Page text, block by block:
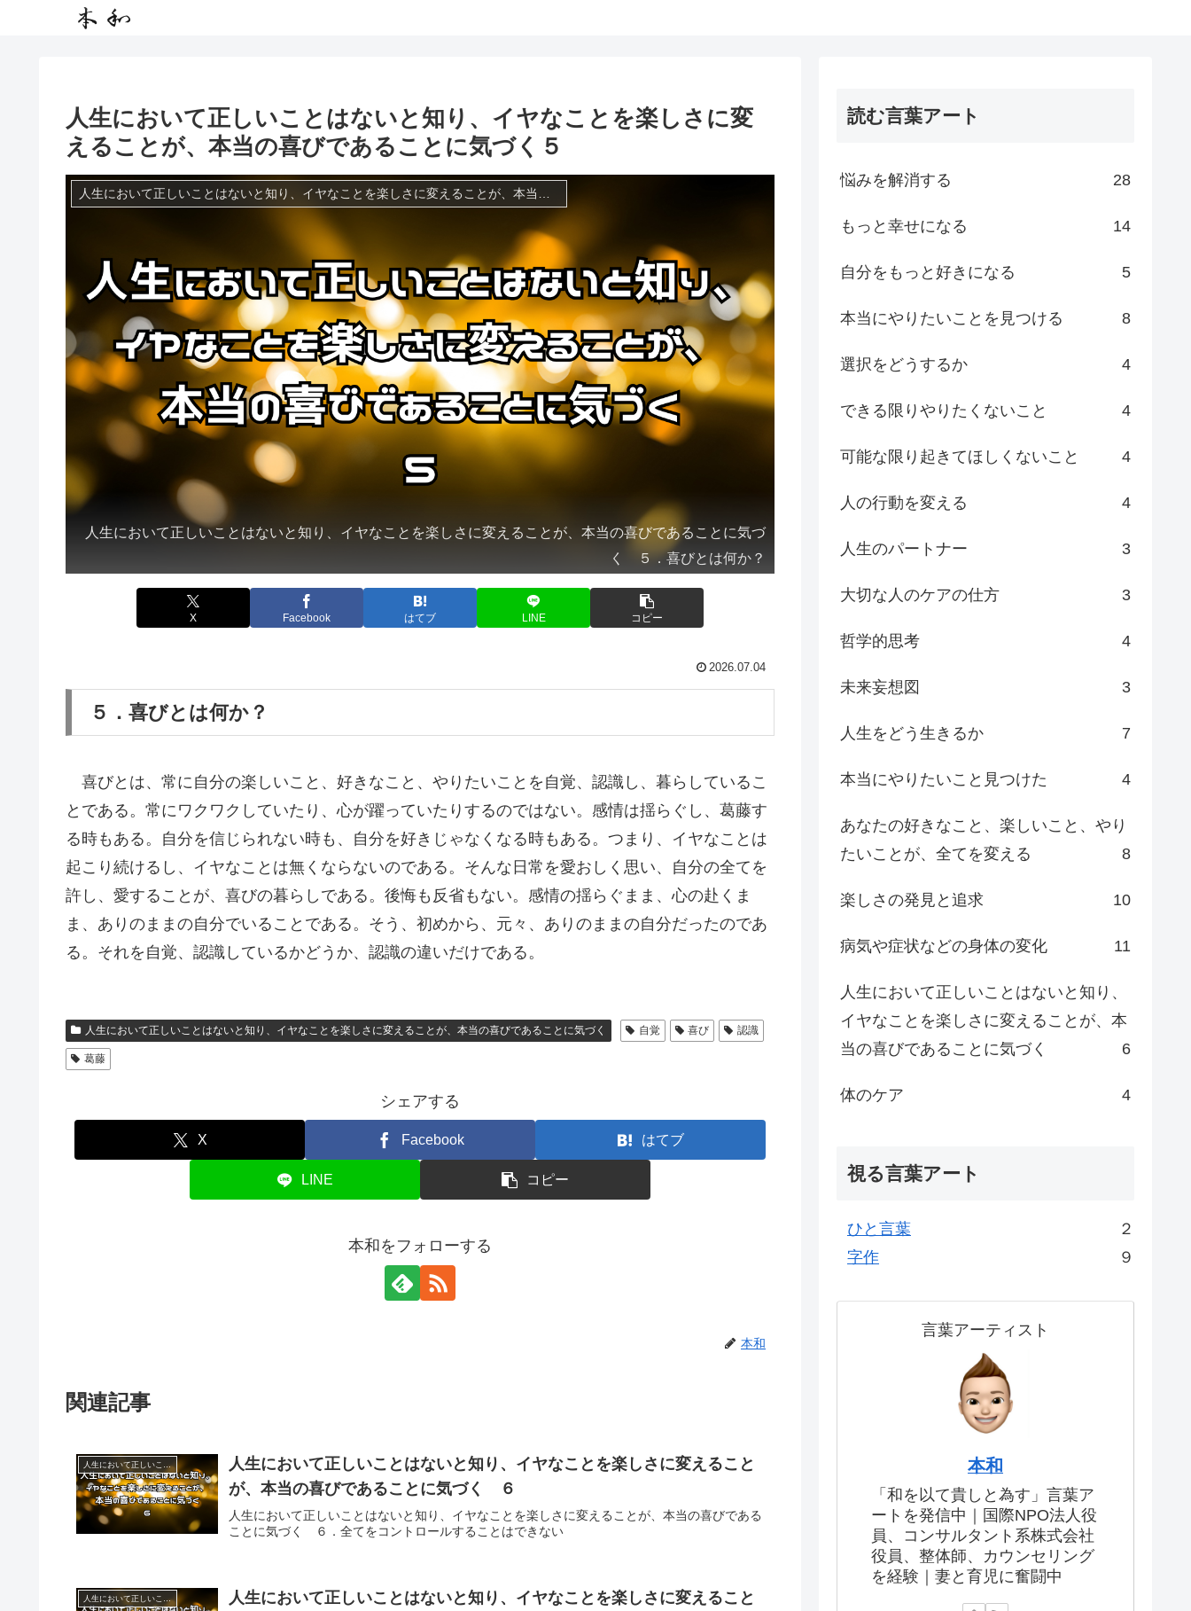
人生において正しいことはないと知り、イヤなことを楽しさに変
えることが、本当の喜びであることに気づく５
人生において正しいことはないと知り、イヤなことを楽しさに変えることが、本当の喜びであることに気づ
く ５．喜びとは何か？
X Facebook はてブ LINE コピー
2026.07.04
５．喜びとは何か？
喜びとは、常に自分の楽しいこと、好きなこと、やりたいことを自覚、認識し、暮らしているこ
とである。常にワクワクしていたり、心が躍っていたりするのではない。感情は揺らぐし、葛藤す
る時もある。自分を信じられない時も、自分を好きじゃなくなる時もある。つまり、イヤなことは
起こり続けるし、イヤなことは無くならないのである。そんな日常を愛おしく思い、自分の全てを
許し、愛することが、喜びの暮らしである。後悔も反省もない。感情の揺らぐまま、心の赴くま
ま、ありのままの自分でいることである。そう、初めから、元々、ありのままの自分だったのであ
る。それを自覚、認識しているかどうか、認識の違いだけである。
人生において正しいことはないと知り、イヤなことを楽しさに変えることが、本当の喜びであることに気づく 自覚 喜び 認識
葛藤
シェアする
X Facebook はてブ
LINE コピー
本和をフォローする
本和
関連記事
人生において正しいことはないと知り、イヤなことを楽しさに変えることが、本当の喜びであることに気づく
人生において正しいことはないと知り、イヤなことを楽しさに変えること
が、本当の喜びであることに気づく ６
人生において正しいことはないと知り、イヤなことを楽しさに変えることが、本当の喜びである
ことに気づく ６．全てをコントロールすることはできない
人生において正しいことはないと知り、イヤなことを楽しさに変えることが、本当の喜びであることに気づく
人生において正しいことはないと知り、イヤなことを楽しさに変えること
読む言葉アート
悩みを解消する 28
もっと幸せになる 14
自分をもっと好きになる 5
本当にやりたいことを見つける 8
選択をどうするか 4
できる限りやりたくないこと 4
可能な限り起きてほしくないこと 4
人の行動を変える 4
人生のパートナー 3
大切な人のケアの仕方 3
哲学的思考 4
未来妄想図 3
人生をどう生きるか 7
本当にやりたいこと見つけた 4
あなたの好きなこと、楽しいこと、やり
たいことが、全てを変える
8
楽しさの発見と追求 10
病気や症状などの身体の変化 11
人生において正しいことはないと知り、
イヤなことを楽しさに変えることが、本
当の喜びであることに気づく
6
体のケア 4
視る言葉アート
ひと言葉 ２
字作 ９
言葉アーティスト
本和
「和を以て貴しと為す」言葉ア
ートを発信中｜国際NPO法人役
員、コンサルタント系株式会社
役員、整体師、カウンセリング
を経験｜妻と育児に奮闘中